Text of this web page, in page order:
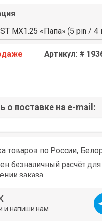
MX1.25 «Папа» (5 pin / 4
Артикул: #
о поставке на e-mail:
товаров по России,
безналичный расчёт
заказа
и напиши нам